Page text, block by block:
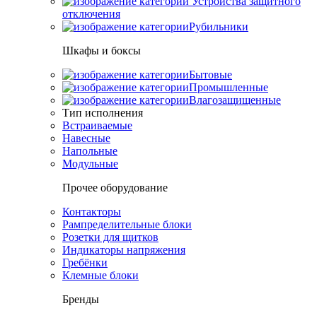
отключения
Рубильники
Шкафы и боксы
Бытовые
Промышленные
Влагозащищенные
Тип исполнения
Встраиваемые
Навесные
Напольные
Модульные
Прочее оборудование
Контакторы
Рампределительные блоки
Розетки для щитков
Индикаторы напряжения
Гребёнки
Клемные блоки
Бренды